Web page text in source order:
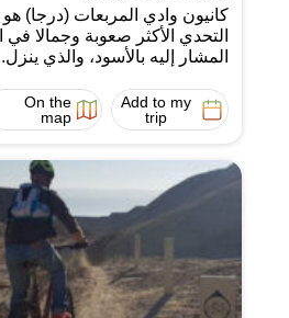
كانيون وادي المربعات (درجا)
التحدي الأكثر صعوبة وجمالا في
المشار إليه بالأسود، والذي
Add to my
trip
On the
map